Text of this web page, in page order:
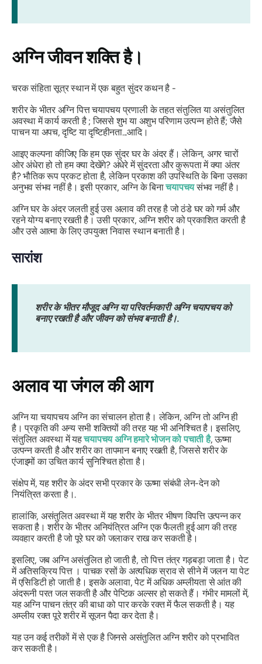
अग्निजीवन शक्ति है।
चरक संहिता सूत्र स्थान में एक बहुत सुंदर कथन है -
शरीर के भीतर अग्नि पित्त चयापचय प्रणाली के तहत संतुलित या असंतुलित
अवस्था में कार्य करती है ;जिससेशुभ या अशुभ परिणाम उत्पन्नहोतेहैं; जैसे
पाचन या अपच, दृष्टि या दृष्टिहीनता...आदि।
आइए कल्पना कीजिए कि हम एक सुंदर घर के अंदर हैं। लेकिन, अगर चारों
ओर अंधेरा हो तो हम क्या देखेंगे? अंधेरे में सुंदरता और कुरूपता में क्या अंतर
है? भौतिक रूप प्रकट होता है, लेकिन प्रकाश की उपस्थिति के बिना उसका
अनुभव संभव नहीं है। इसी प्रकार, अग्नि के बिनाचयापचयसंभव नहीं है।
अग्निघर के अंदर जलती हुई उस अलाव की तरह है जो ठंडे घर को गर्म और
रहने योग्य बनाए रखती है। उसी प्रकार,अग्निशरीर को प्रकाशित करती है
और उसे आत्मा के लिए उपयुक्त निवास स्थान बनाती है।
सारांश
शरीर के भीतर मौजूद अग्नि या परिवर्तनकारी अग्नि चयापचय को
बनाए रखती है और जीवन को संभव बनाती है।.
अलाव या जंगल की आग
अग्निया चयापचय अग्नि का संचालन होता है। लेकिन, अग्नि तो अग्नि ही
है। प्रकृति की अन्य सभी शक्तियों की तरह यह भी अनिश्चित है। इसलिए,
संतुलित अवस्था में यहचयापचय अग्नि हमारे भोजन को पचाती है, ऊष्मा
उत्पन्न करती है और शरीर का तापमान बनाए रखती है, जिससे शरीर के
एंजाइमों का उचित कार्य सुनिश्चित होता है।
संक्षेप में, यह शरीर के अंदर सभी प्रकार के ऊष्मा संबंधी लेन-देन को
नियंत्रित करता है।.
हालांकि, असंतुलित अवस्था में यह शरीर के भीतर भीषण विपत्ति उत्पन्न कर
सकता है। शरीर के भीतर अनियंत्रितअग्निएक फैलती हुई आग की तरह
व्यवहार करती है जो पूरे घर को जलाकर राख कर सकती है।
इसलिए, जब अग्निअसंतुलित हो जाती है, तोपित्ततंत्र गड़बड़ा जाता है। पेट
में अतिसक्रियपित्त। पाचक रसों के अत्यधिक स्राव से सीने में जलन या पेट
में एसिडिटी हो जाती है। इसके अलावा, पेट में अधिक अम्लीयता से आंत की
अंदरूनी परत जल सकती है और पेप्टिक अल्सर हो सकते हैं। गंभीर मामलों में,
यहअग्निपाचन तंत्र की बाधा को पार करके रक्त में फैल सकती है। यह
अम्लीय रक्त पूरे शरीर में सूजन पैदा कर देता है।
यह उन कई तरीकों में से एक है जिनसे असंतुलितअग्निशरीर को प्रभावित
कर सकती है।